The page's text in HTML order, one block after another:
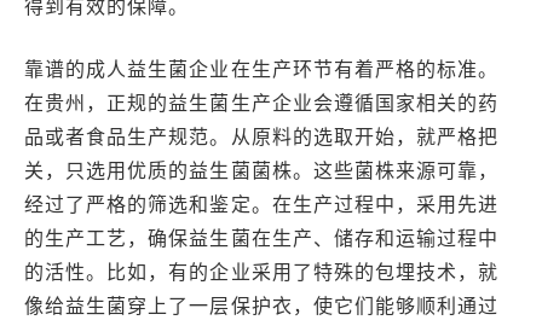
得到有效的保障。
靠谱的成人益生菌企业在生产环节有着严格的标准。
在贵州，正规的益生菌生产企业会遵循国家相关的药
品或者食品生产规范。从原料的选取开始，就严格把
关，只选用优质的益生菌菌株。这些菌株来源可靠，
经过了严格的筛选和鉴定。在生产过程中，采用先进
的生产工艺，确保益生菌在生产、储存和运输过程中
的活性。比如，有的企业采用了特殊的包埋技术，就
像给益生菌穿上了一层保护衣，使它们能够顺利通过